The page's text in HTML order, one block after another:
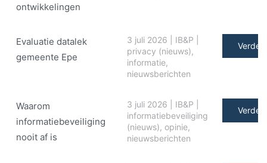
ontwikkelingen
Evaluatie datalek
gemeente Epe
3 juli 2026 IB&P
privacy (nieuws),
informatie,
nieuwsberichten
Verder
Waarom
informatiebeveiliging
nooit af is
3 juli 2026 IB&P
informatiebeveiliging
(nieuws), opinie,
nieuwsberichten
Verder